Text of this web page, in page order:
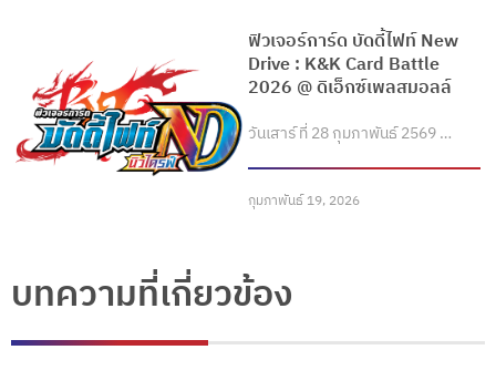
ฟิวเจอร์การ์ด บัดดี้ไฟท์ New
Drive : K&K Card Battle
2026 @ ดิเอ็กซ์เพลสมอลล์
วันเสาร์ ที่ 28 กุมภาพันธ์ 2569 …
กุมภาพันธ์ 19, 2026
บทความที่เกี่ยวข้อง